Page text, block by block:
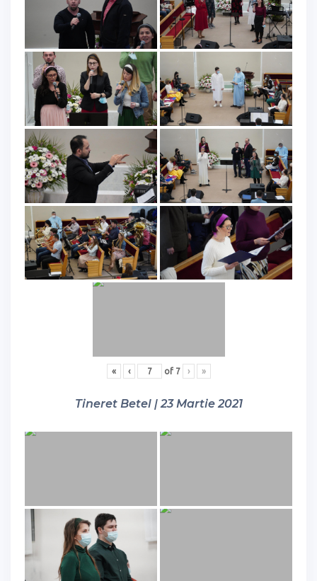
« ‹ of 7 › »
Tineret Betel | 23 Martie 2021